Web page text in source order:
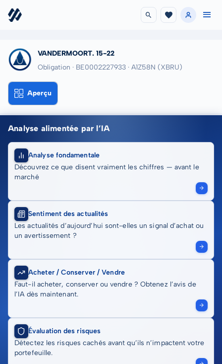
VANDERMOORT. 15-22
Obligation · BE0002227933 · A1Z58N (XBRU)
Aperçu
Analyse alimentée par l’IA
Analyse fondamentale
Découvrez ce que disent vraiment les chiffres — avant le
marché
Sentiment des actualités
Les actualités d’aujourd’hui sont-elles un signal d’achat ou
un avertissement ?
Acheter / Conserver / Vendre
Faut-il acheter, conserver ou vendre ? Obtenez l’avis de
l’IA dès maintenant.
Évaluation des risques
Détectez les risques cachés avant qu’ils n’impactent votre
portefeuille.